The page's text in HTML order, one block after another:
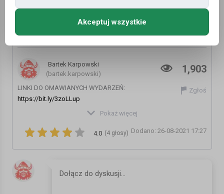
Norweski rekordzik, klasyczne 30% i kłótnia
o 6,5 miliona koron
Bartek Karpowski
(bartek.karpowski)
1,903
Zgłoś
LINKI DO OMAWIANYCH WYDARZEŃ:
https://bit.ly/3zoLLup
https://www.mojanorwegia.pl/aktualnosci/rekord-zakazen-w-
poczatku-pandemii-19343.html
https://www.mojanorwegia.pl/aktualnosci/norwegia-reaguje-na-
decyzje-usa-bedziemy-prowadzili-ewakuacje-z-afganistanu-tak-
Pokaż więcej
Dodano: 26-08-2021 17:27
(4 głosy)
4.0
Akceptuj wszystkie